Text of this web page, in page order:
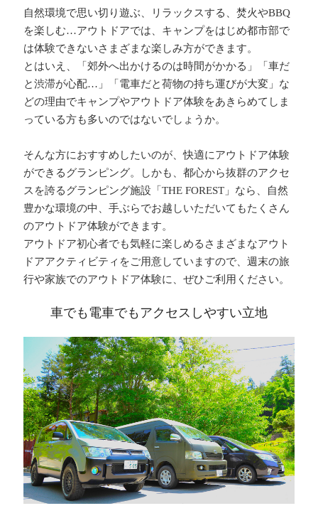
自然環境で思い切り遊ぶ、リラックスする、焚火やBBQ
を楽しむ…アウトドアでは、キャンプをはじめ都市部で
は体験できないさまざまな楽しみ方ができます。
とはいえ、「郊外へ出かけるのは時間がかかる」「車だ
と渋滞が心配…」「電車だと荷物の持ち運びが大変」な
どの理由でキャンプやアウトドア体験をあきらめてしま
っている方も多いのではないでしょうか。
そんな方におすすめしたいのが、快適にアウトドア体験
ができるグランピング。しかも、都心から抜群のアクセ
スを誇るグランピング施設「THE FOREST」なら、自然
豊かな環境の中、手ぶらでお越しいただいてもたくさん
のアウトドア体験ができます。
アウトドア初心者でも気軽に楽しめるさまざまなアウト
ドアアクティビティをご用意していますので、週末の旅
行や家族でのアウトドア体験に、ぜひご利用ください。
車でも電車でもアクセスしやすい立地